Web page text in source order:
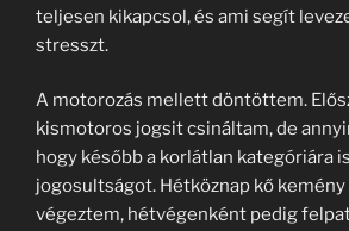
teljesen kikapcsol, és ami segít
stresszt.
A motorozás mellett döntöttem.
kismotoros jogsit csináltam, de
hogy később a korlátlan kategóriára
jogosultságot. Hétköznap kő
végeztem, hétvégenként pedig